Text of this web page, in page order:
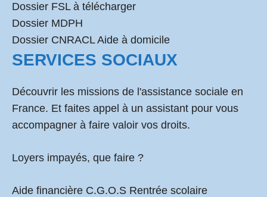
Dossier FSL à télécharger
Dossier MDPH
Dossier CNRACL Aide à domicile
SERVICES SOCIAUX
Découvrir les missions de l'assistance sociale en
France. Et faites appel à un assistant pour vous
accompagner à faire valoir vos droits.
Loyers impayés, que faire ?
Aide financière C.G.O.S Rentrée scolaire